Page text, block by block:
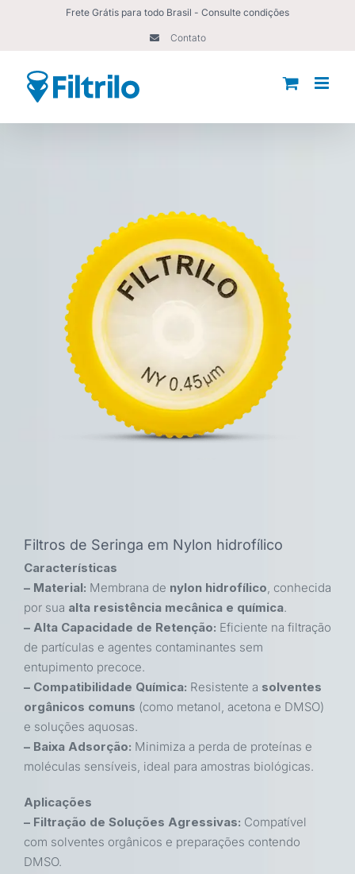
conteúdo
Frete Grátis para todo Brasil - Consulte condições
Contato
Filtros de Seringa em Nylon hidrofílico
Características
– Material: Membrana de nylon hidrofílico, conhecida
por sua alta resistência mecânica e química.
– Alta Capacidade de Retenção: Eficiente na filtração
de partículas e agentes contaminantes sem
entupimento precoce.
– Compatibilidade Química: Resistente a solventes
orgânicos comuns (como metanol, acetona e DMSO)
e soluções aquosas.
– Baixa Adsorção: Minimiza a perda de proteínas e
moléculas sensíveis, ideal para amostras biológicas.
Aplicações
– Filtração de Soluções Agressivas: Compatível
com solventes orgânicos e preparações contendo
DMSO.